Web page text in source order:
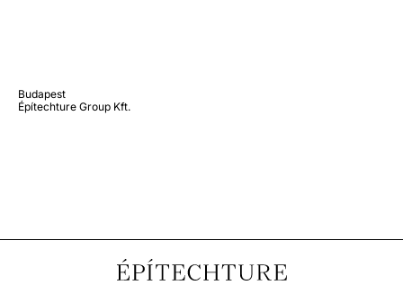
Budapest
Építechture Group Kft.